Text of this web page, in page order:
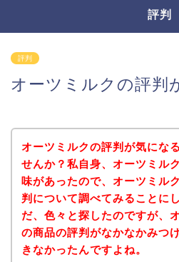
評判
評判
オーツミルクの評判
オーツミルクの評判が気にな
せんか？私自身、オーツミル
味があったので、オーツミル
判について調べてみることに
だ、色々と探したのですが、
の商品の評判がなかなかみつ
きなかったんですよね。